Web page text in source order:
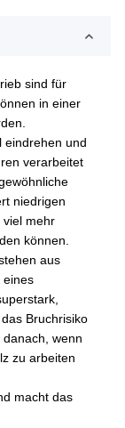
sind für
in einer
eindrehen und
verarbeitet
niedrigen
viel mehr
können.
aus
eines
Bruchrisiko
wenn
zu arbeiten
macht das